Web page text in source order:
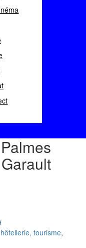
tourisme,